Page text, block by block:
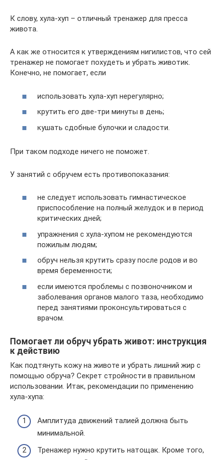
К слову, хула-хуп – отличный тренажер для пресса
живота.
А как же относится к утверждениям нигилистов, что сей
тренажер не помогает похудеть и убрать животик.
Конечно, не помогает, если
использовать хула-хуп нерегулярно;
крутить его две-три минуты в день;
кушать сдобные булочки и сладости.
При таком подходе ничего не поможет.
У занятий с обручем есть противопоказания:
не следует использовать гимнастическое
приспособление на полный желудок и в период
критических дней;
упражнения с хула-хупом не рекомендуются
пожилым людям;
обруч нельзя крутить сразу после родов и во
время беременности;
если имеются проблемы с позвоночником и
заболевания органов малого таза, необходимо
перед занятиями проконсультироваться с
врачом.
Помогает ли обруч убрать живот: инструкция
к действию
Как подтянуть кожу на животе и убрать лишний жир с
помощью обруча? Секрет стройности в правильном
использовании. Итак, рекомендации по применению
хула-хупа:
Амплитуда движений талией должна быть
минимальной.
Тренажер нужно крутить натощак. Кроме того,